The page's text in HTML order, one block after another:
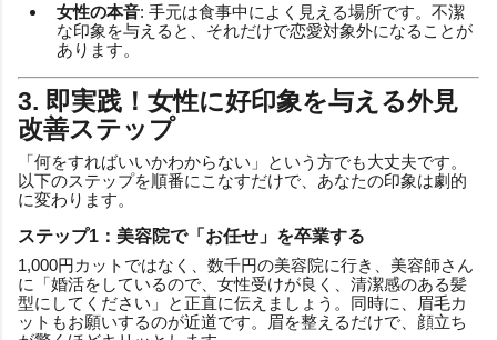
女性の本音: 手元は食事中によく見える場所です。不潔
な印象を与えると、それだけで恋愛対象外になることが
あります。
3. 即実践！女性に好印象を与える外見
改善ステップ
「何をすればいいかわからない」という方でも大丈夫です。
以下のステップを順番にこなすだけで、あなたの印象は劇的
に変わります。
ステップ1：美容院で「お任せ」を卒業する
1,000円カットではなく、数千円の美容院に行き、美容師さん
に「婚活をしているので、女性受けが良く、清潔感のある髪
型にしてください」と正直に伝えましょう。同時に、眉毛カ
ットもお願いするのが近道です。眉を整えるだけで、顔立ち